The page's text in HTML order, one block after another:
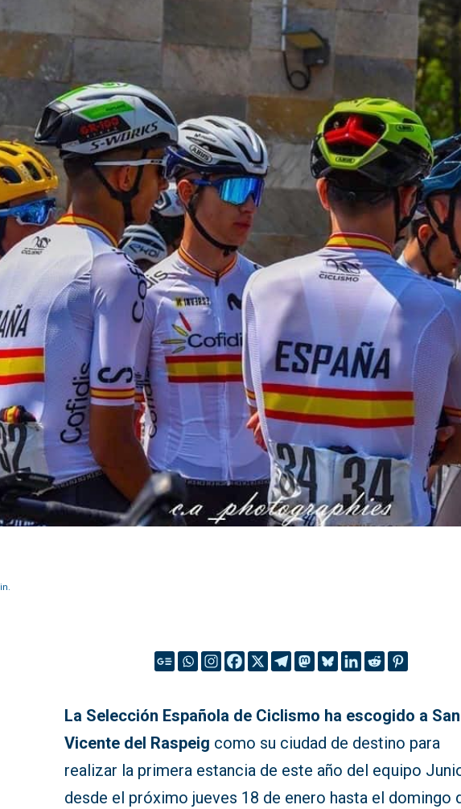
La Selección Española de Ciclismo ha escogido a San
Vicente del Raspeig como su ciudad de destino para
realizar la primera estancia de este año del equipo
desde el próximo jueves 18 de enero hasta el domingo